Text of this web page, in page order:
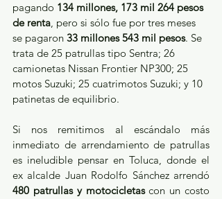
pagando 134 millones, 173 mil 264 pesos
de renta, pero si sólo fue por tres meses
se pagaron 33 millones 543 mil pesos. Se
trata de 25 patrullas tipo Sentra; 26
camionetas Nissan Frontier NP300; 25
motos Suzuki; 25 cuatrimotos Suzuki; y 10
patinetas de equilibrio.
Si nos remitimos al escándalo más
inmediato de arrendamiento de patrullas
es ineludible pensar en Toluca, donde el
480 patrullas y motocicletas con un costo